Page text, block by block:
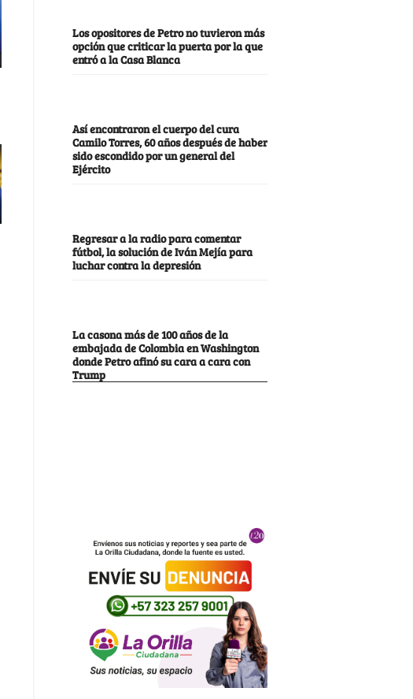
Los opositores de Petro no tuvieron más
opción que criticar la puerta por la que
entró a la Casa Blanca
Así encontraron el cuerpo del cura
Camilo Torres, 60 años después de haber
sido escondido por un general del
Ejército
Regresar a la radio para comentar
fútbol, la solución de Iván Mejía para
luchar contra la depresión
La casona más de 100 años de la
embajada de Colombia en Washington
donde Petro afinó su cara a cara con
Trump